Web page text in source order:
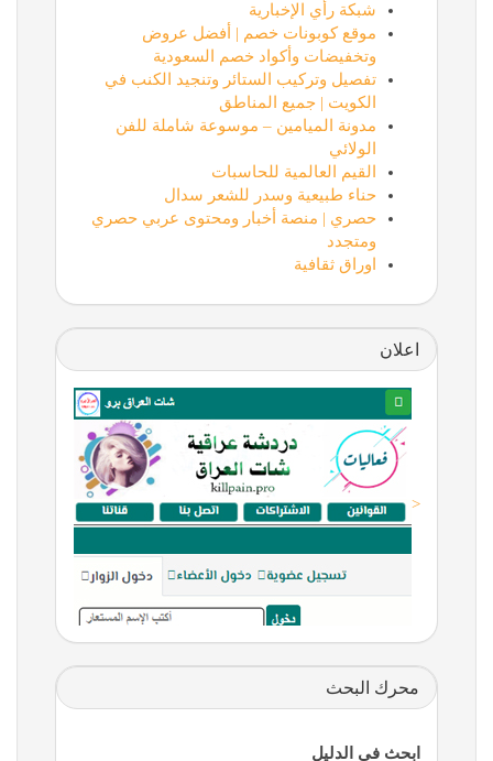
شبكة رأي الإخبارية
موقع كوبونات خصم | أفضل عروض
وتخفيضات وأكواد خصم السعودية
تفصيل وتركيب الستائر وتنجيد الكنب في
الكويت | جميع المناطق
مدونة الميامين – موسوعة شاملة للفن
الولائي
القيم العالمية للحاسبات
حناء طبيعية وسدر للشعر سدال
حصري | منصة أخبار ومحتوى عربي حصري
ومتجدد
اوراق ثقافية
اعلان
<
محرك البحث
ابحث في الدليل